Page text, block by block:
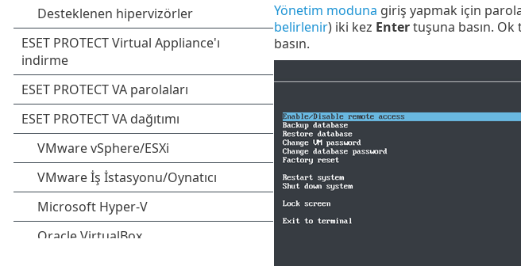
Yönetim moduna giriş yapmak için
belirlenir) iki kez Entertuşuna basın. Ok
basın.